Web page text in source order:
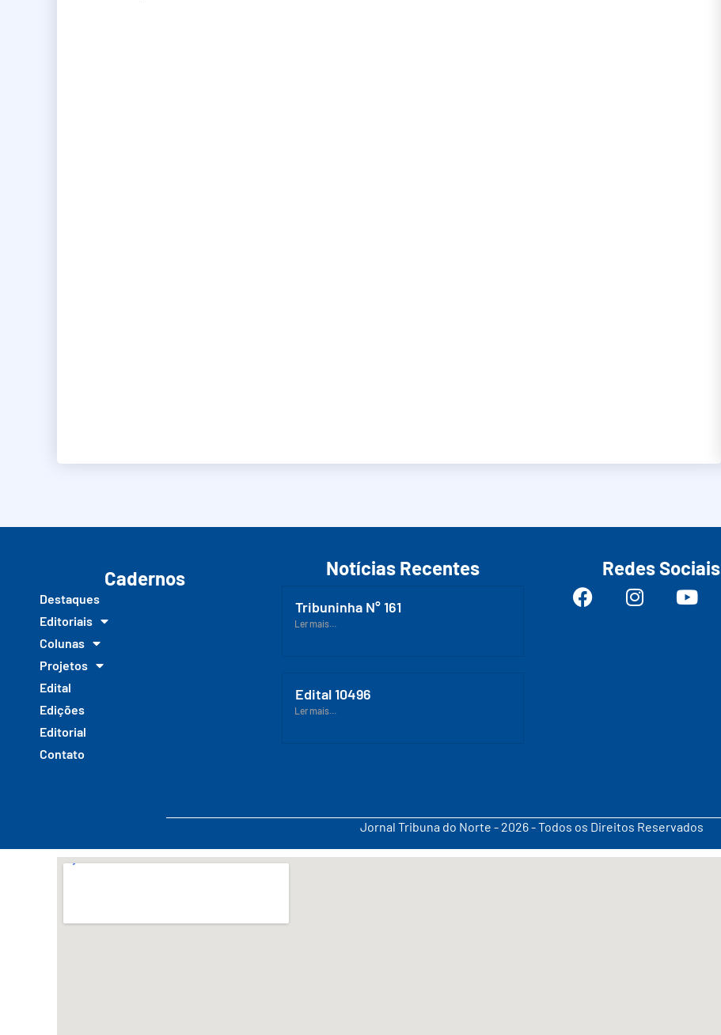
Cadernos
Destaques
Editoriais
Colunas
Projetos
Edital
Edições
Editorial
Contato
Notícias Recentes
Tribuninha N° 161
Ler mais...
Edital 10496
Ler mais...
Redes Sociais
Jornal Tribuna do Norte - 2026 - Todos os Direitos Reservados